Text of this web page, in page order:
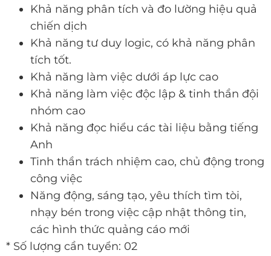
Khả năng phân tích và đo lường hiệu quả
chiến dịch
Khả năng tư duy logic, có khả năng phân
tích tốt.
Khả năng làm việc dưới áp lực cao
Khả năng làm việc độc lập & tinh thần đội
nhóm cao
Khả năng đọc hiểu các tài liệu bằng tiếng
Anh
Tinh thần trách nhiệm cao, chủ động trong
công việc
Năng động, sáng tạo, yêu thích tìm tòi,
nhạy bén trong việc cập nhật thông tin,
các hình thức quảng cáo mới
* Số lượng cần tuyển: 02